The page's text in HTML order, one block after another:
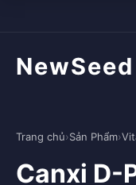
NewSeed
Trang chủ›Sản Phẩm›
Canxi D-